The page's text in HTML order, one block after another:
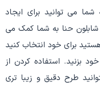
شما می توانید برای ایجاد
حنا به شما کمک می
برای خود انتخاب کنید
بزنید. استفاده کردن از
طرح دقیق و زیبا تری